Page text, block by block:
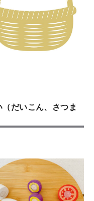
だいこん、さつま